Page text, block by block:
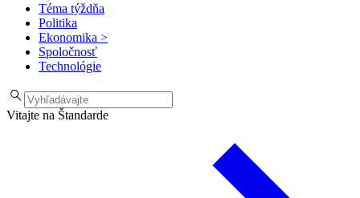
Téma týždňa
Politika
Ekonomika >
Spoločnosť
Technológie
Vitajte na Štandarde